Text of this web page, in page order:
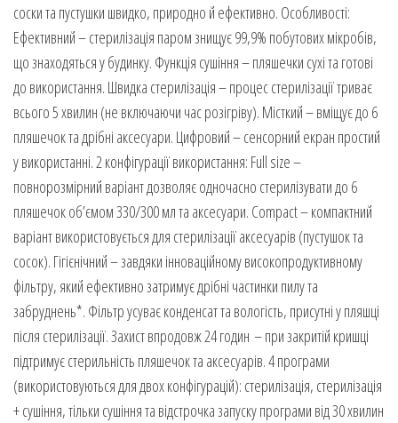
соски та пустушки швидко, природно й ефективно. Особливості:
Ефективний – стерилізація паром знищує 99,9% побутових мікробів,
що знаходяться у будинку. Функція сушіння – пляшечки сухі та готові
до використання. Швидка стерилізація – процес стерилізації триває
всього 5 хвилин (не включаючи час розігріву). Місткий – вміщує до 6
пляшечок та дрібні аксесуари. Цифровий – сенсорний екран простий
у використанні. 2 конфігурації використання: Full size –
повнорозмірний варіант дозволяє одночасно стерилізувати до 6
пляшечок об’ємом 330/300 мл та аксесуари. Compact – компактний
варіант використовується для стерилізації аксесуарів (пустушок та
сосок). Гігієнічний – завдяки інноваційному високопродуктивному
фільтру, який ефективно затримує дрібні частинки пилу та
забруднень*. Фільтр усуває конденсат та вологість, присутні у пляшці
після стерилізації. Захист впродовж 24 годин – при закритій кришці
підтримує стерильність пляшечок та аксесуарів. 4 програми
(використовуються для двох конфігурацій): стерилізація, стерилізація
+ сушіння, тільки сушіння та відстрочка запуску програми від 30 хвилин